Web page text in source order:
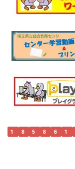
1 8 5 8 6 1